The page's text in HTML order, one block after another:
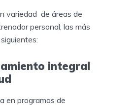
variedad de áreas de
personal, las más
integral
en programas de